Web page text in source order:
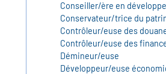
Conseiller/ère en
Conservateur/trice du
Contrôleur/euse des
Contrôleur/euse des
Démineur/euse
Développeur/euse